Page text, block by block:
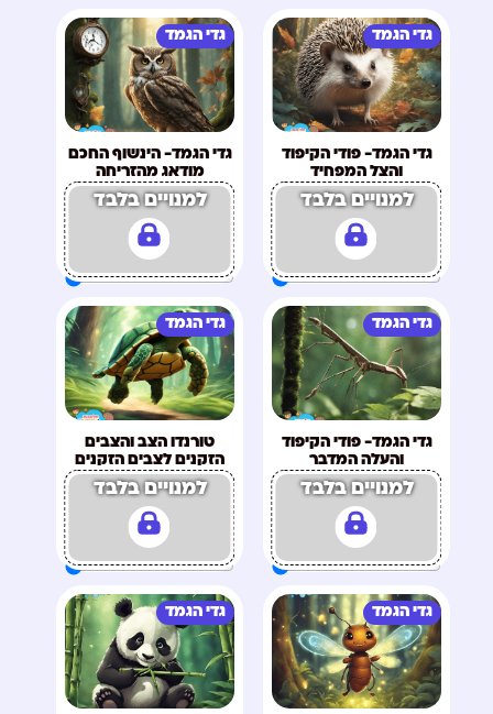
גדי הגמד
גדי הגמד- פודי הקיפוד
והצל המפחיד
למנויים בלבד
גדי הגמד
גדי הגמד- הינשוף החכם
מודאג מהזריחה
למנויים בלבד
גדי הגמד
גדי הגמד- פודי הקיפוד
והעלה המדבר
למנויים בלבד
גדי הגמד
טורנדו הצב והצבים
הזקנים לצבים הזקנים
למנויים בלבד
גדי הגמד גדי הגמד